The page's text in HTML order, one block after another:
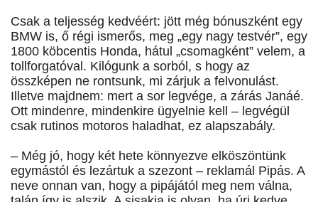
Csak a teljesség kedvéért: jött még bónuszként egy
BMW is, ő régi ismerős, meg „egy nagy testvér”, egy
1800 köbcentis Honda, hátul „csomagként” velem, a
tollforgatóval. Kilógunk a sorból, s hogy az
összképen ne rontsunk, mi zárjuk a felvonulást.
Illetve majdnem: mert a sor legvége, a zárás Janáé.
Ott mindenre, mindenkire ügyelnie kell – legvégül
csak rutinos motoros haladhat, ez alapszabály.
– Még jó, hogy két hete könnyezve elköszöntünk
egymástól és lezártuk a szezont – reklamál Pipás. A
neve onnan van, hogy a pipájától meg nem válna,